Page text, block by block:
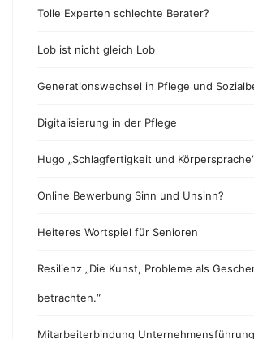
Tolle Experten schlechte Berater?
Lob ist nicht gleich Lob
Generationswechsel in Pflege und
Digitalisierung in der Pflege
Hugo „Schlagfertigkeit und
Online Bewerbung Sinn und Unsinn?
Heiteres Wortspiel für Senioren
Resilienz „Die Kunst, Probleme als
betrachten.“
Mitarbeiterbindung Unternehmensführung